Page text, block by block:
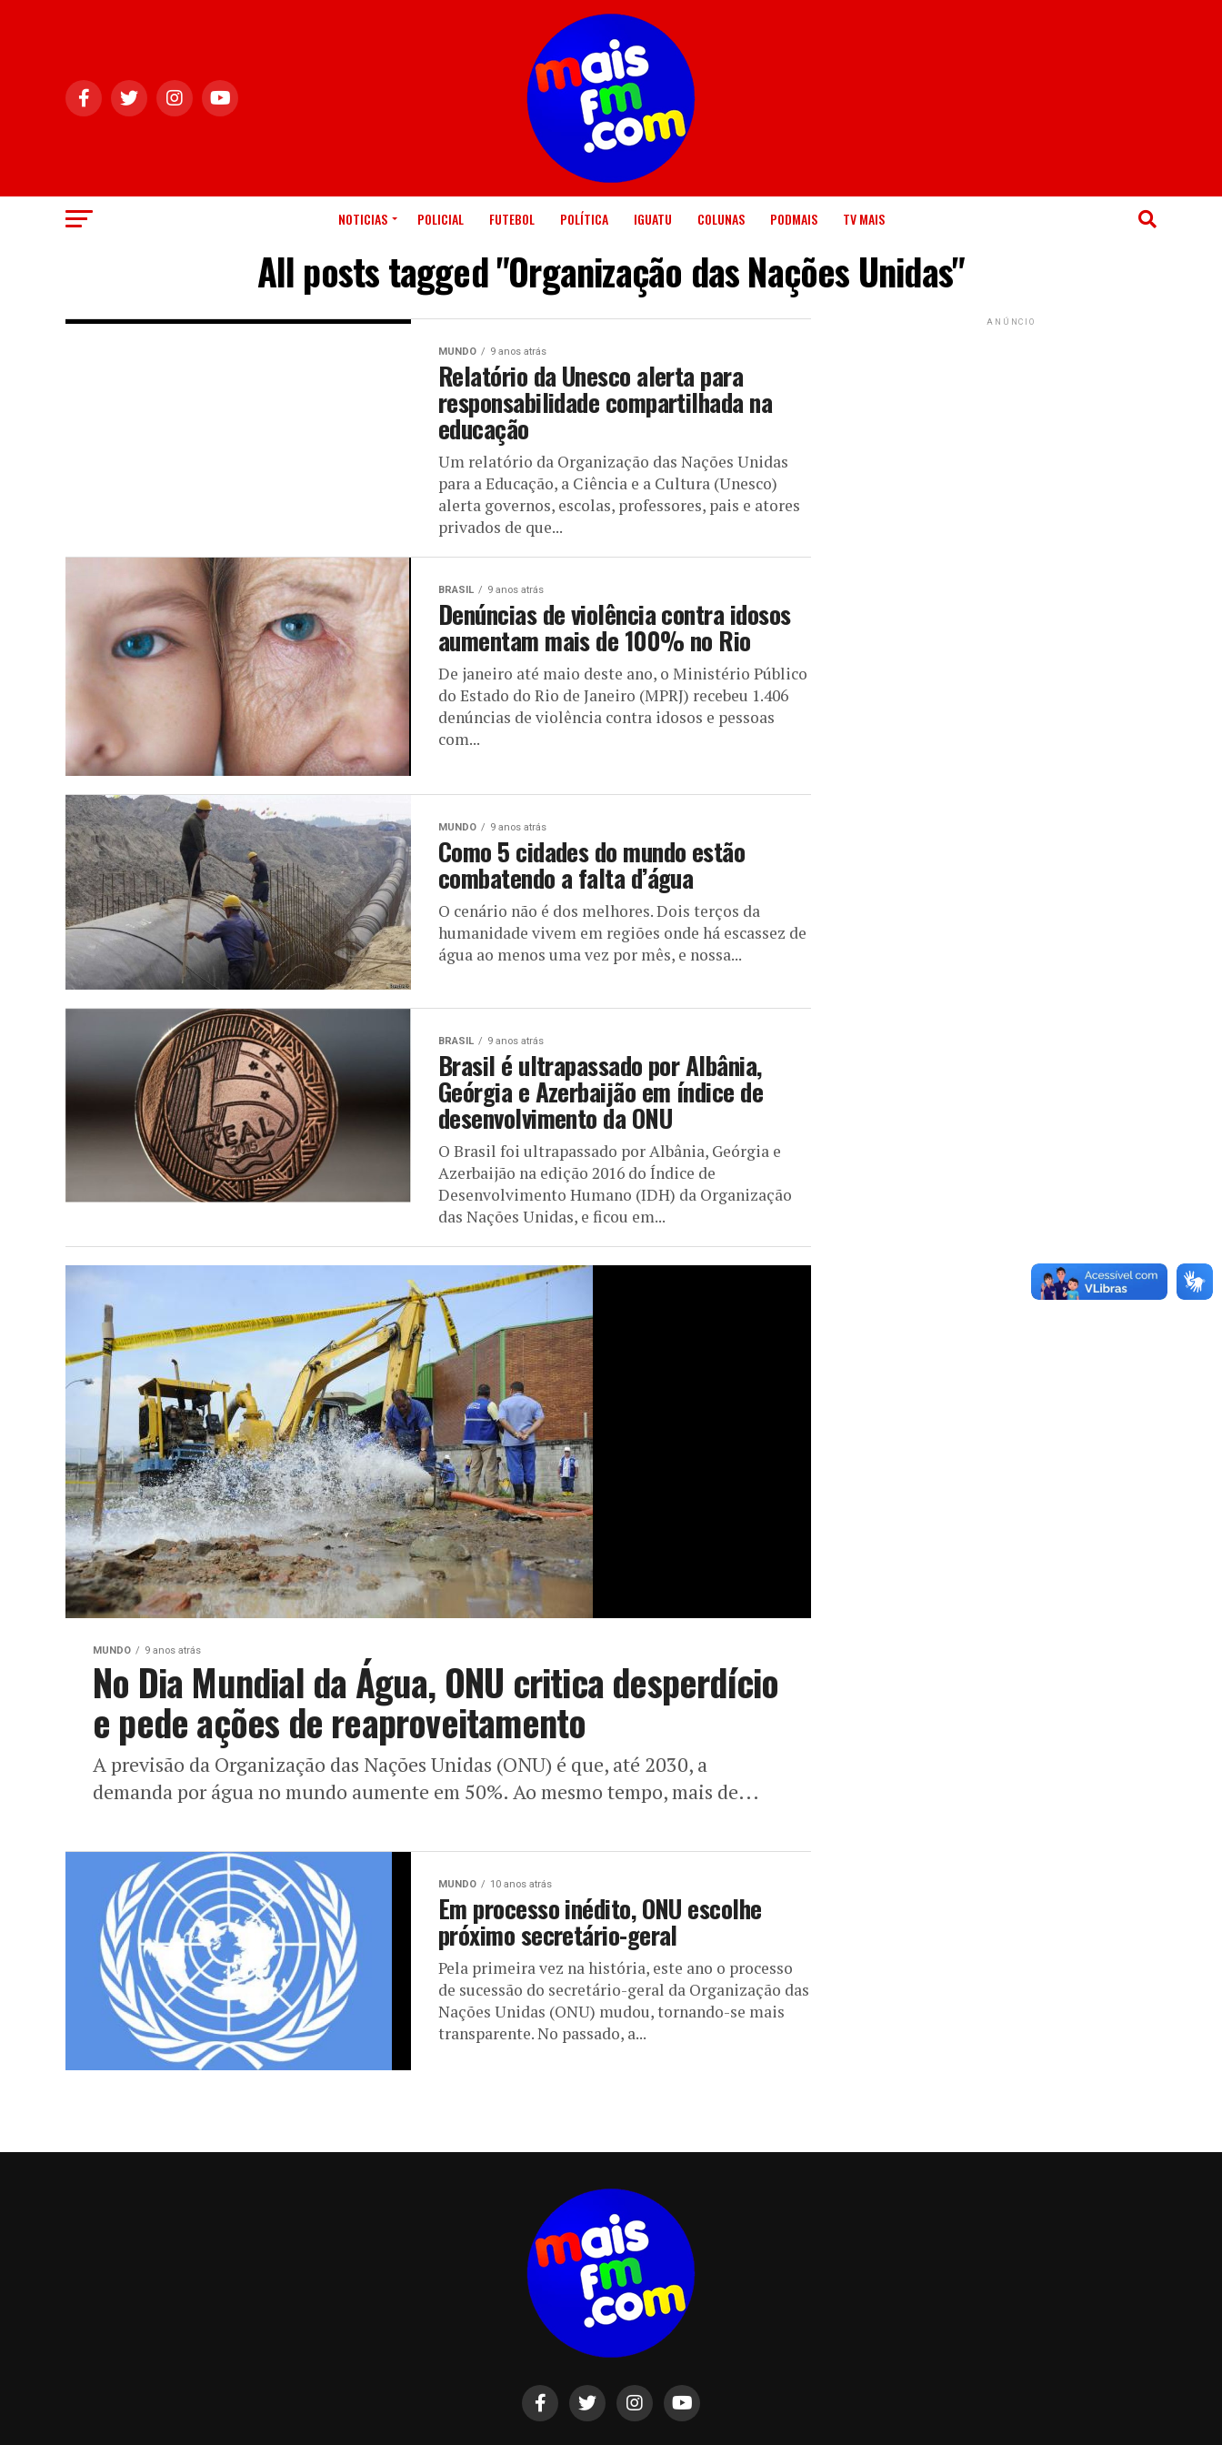
NOTICIAS POLICIAL FUTEBOL POLÍTICA IGUATU COLUNAS PODMAIS TV MAIS
All posts tagged "Organização das Nações Unidas"
MUNDO 9 anos atrás
Relatório da Unesco alerta para
responsabilidade compartilhada na
educação
Um relatório da Organização das Nações Unidas
para a Educação, a Ciência e a Cultura (Unesco)
alerta governos, escolas, professores, pais e atores
privados de que...
BRASIL 9 anos atrás
Denúncias de violência contra idosos
aumentam mais de 100% no Rio
De janeiro até maio deste ano, o Ministério Público
do Estado do Rio de Janeiro (MPRJ) recebeu 1.406
denúncias de violência contra idosos e pessoas
com...
MUNDO 9 anos atrás
Como 5 cidades do mundo estão
combatendo a falta d’água
O cenário não é dos melhores. Dois terços da
humanidade vivem em regiões onde há escassez de
água ao menos uma vez por mês, e nossa...
BRASIL 9 anos atrás
Brasil é ultrapassado por Albânia,
Geórgia e Azerbaijão em índice de
desenvolvimento da ONU
O Brasil foi ultrapassado por Albânia, Geórgia e
Azerbaijão na edição 2016 do Índice de
Desenvolvimento Humano (IDH) da Organização
das Nações Unidas, e ficou em...
MUNDO 9 anos atrás
No Dia Mundial da Água, ONU critica desperdício
e pede ações de reaproveitamento
A previsão da Organização das Nações Unidas (ONU) é que, até 2030, a
demanda por água no mundo aumente em 50%. Ao mesmo tempo, mais de...
MUNDO 10 anos atrás
Em processo inédito, ONU escolhe
próximo secretário-geral
Pela primeira vez na história, este ano o processo
de sucessão do secretário-geral da Organização das
Nações Unidas (ONU) mudou, tornando-se mais
transparente. No passado, a...
ANÚNCIO